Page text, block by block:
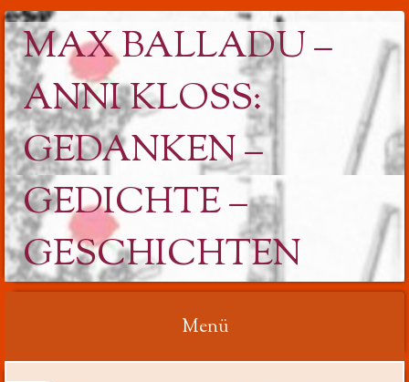
MAX BALLADU –
ANNI KLOSS: G
EDANKEN – G
EDICHTE – G
ESCHICHTEN
Menü